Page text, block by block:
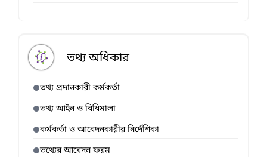
তথ্য অধিকার
তথ্য প্রদানকারী কর্মকর্তা
তথ্য আইন ও বিধিমালা
কর্মকর্তা ও আবেদনকারীর নির্দেশিকা
তথ্যের আবেদন ফরম